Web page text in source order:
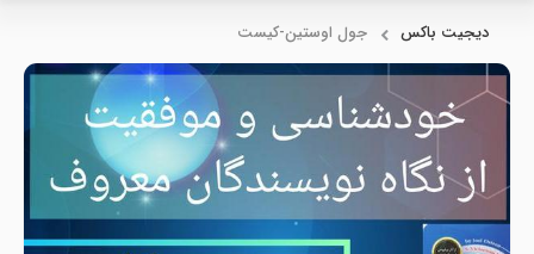
دیجیت باکس جول اوستین-کیست